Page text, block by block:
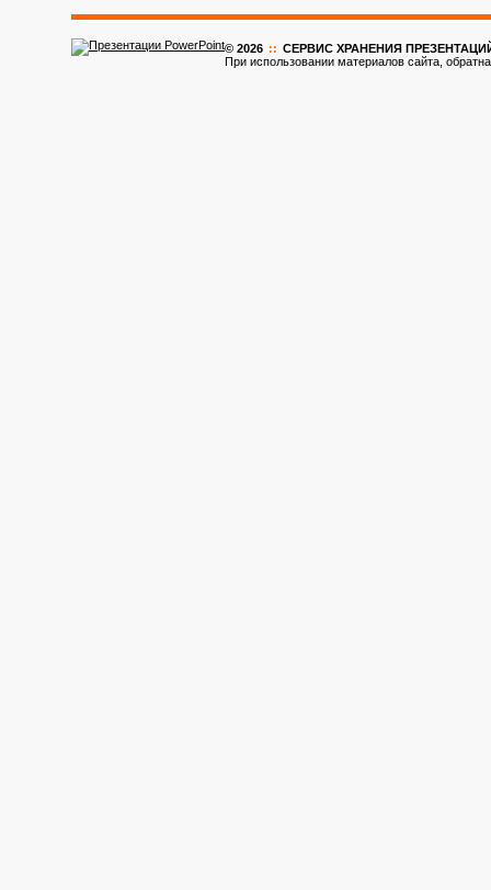
© 2026 :: CЕРВИС ХРАНЕНИЯ ПРЕЗЕНТАЦИЙ
При использовании материалов сайта,